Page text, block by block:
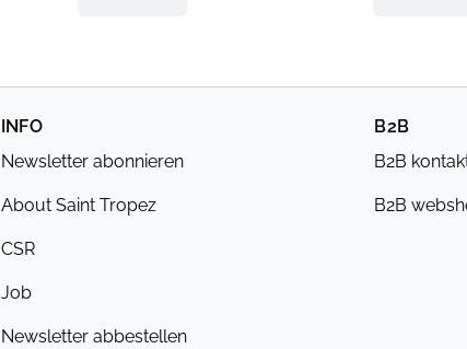
INFO
Newsletter abonnieren
About Saint Tropez
CSR
Job
Newsletter abbestellen
B2B
B2B
B2B